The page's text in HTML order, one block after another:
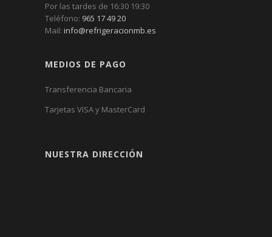
Por las tardes de 16:30 19:30
Teléfono: 965 17 49 20
Mail: info@refrigeracionmb.es
MEDIOS DE PAGO
Transferencia Bancaria
Tarjetas VISA y MasterCard
NUESTRA DIRECCIÓN